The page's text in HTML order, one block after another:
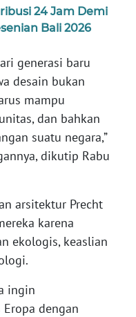
24 Jam Demi
Bali 2026
generasi baru
desain bukan
mampu
dan bahkan
suatu negara,”
dikutip Rabu
arsitektur Precht
karena
ekologis, keaslian
ingin
dengan